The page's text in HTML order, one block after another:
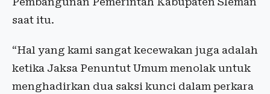
saat itu.
“Hal yang kami sangat kecewakan juga adalah
ketika Jaksa Penuntut Umum menolak untuk
menghadirkan dua saksi kunci dalam perkara